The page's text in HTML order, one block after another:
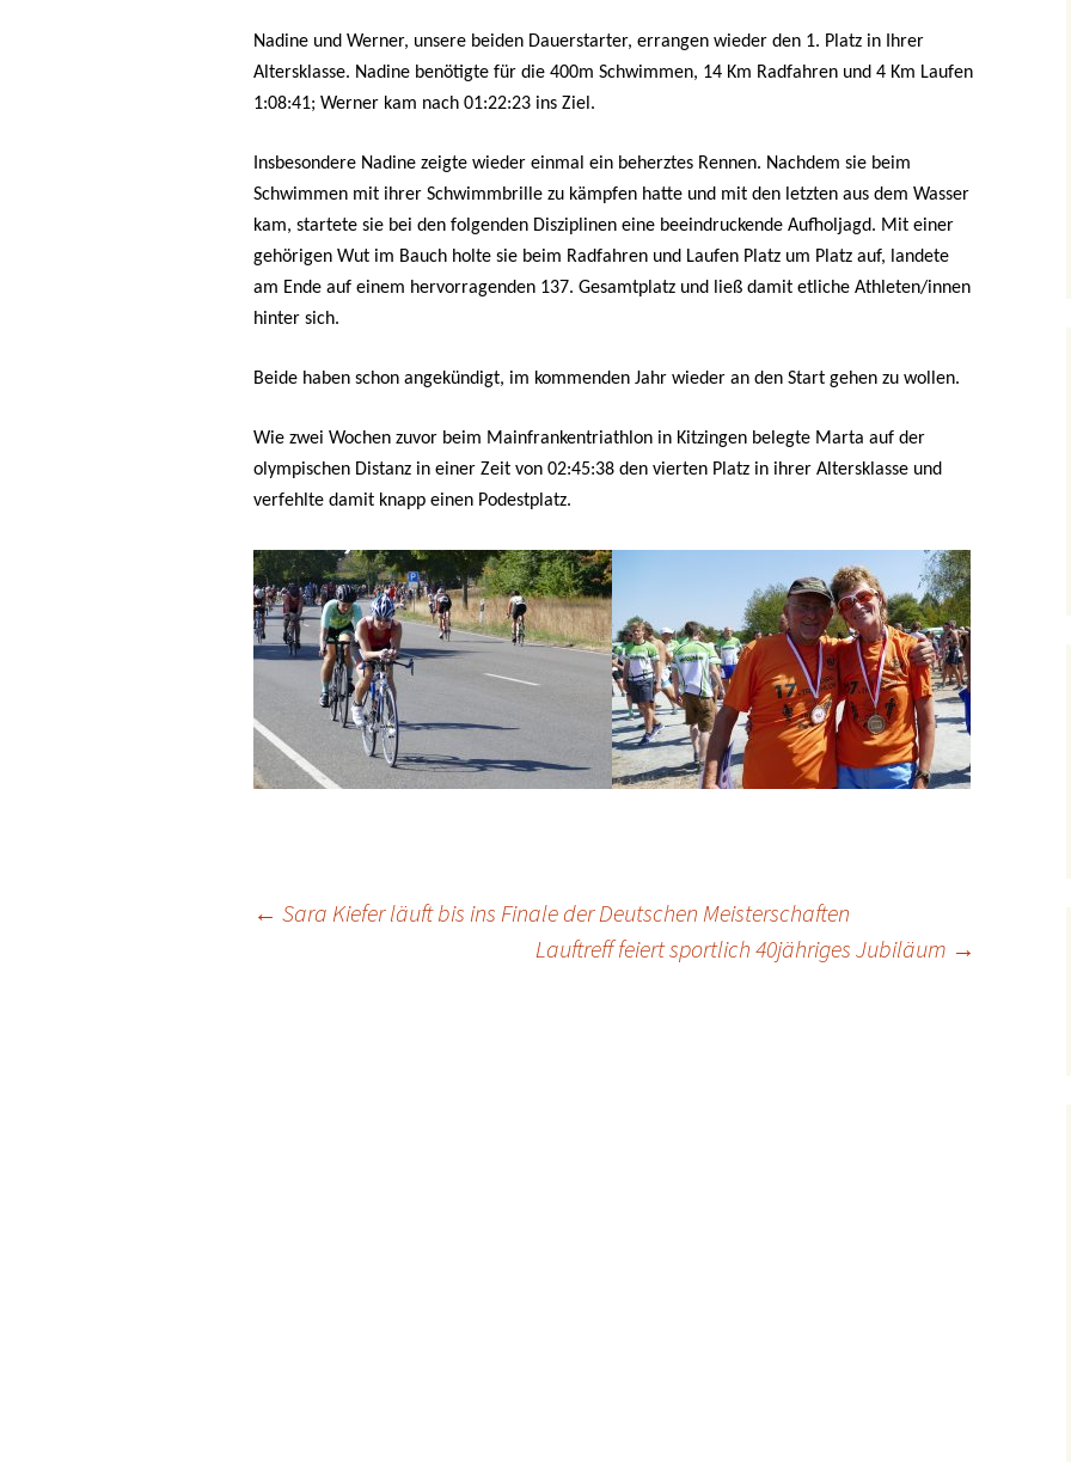
Nadine und Werner, unsere beiden Dauerstarter, errangen wieder den 1. Platz in Ihrer
Altersklasse. Nadine benötigte für die 400m Schwimmen, 14 Km Radfahren und 4 Km Laufen
1:08:41; Werner kam nach 01:22:23 ins Ziel.
Insbesondere Nadine zeigte wieder einmal ein beherztes Rennen. Nachdem sie beim
Schwimmen mit ihrer Schwimmbrille zu kämpfen hatte und mit den letzten aus dem Wasser
kam, startete sie bei den folgenden Disziplinen eine beeindruckende Aufholjagd. Mit einer
gehörigen Wut im Bauch holte sie beim Radfahren und Laufen Platz um Platz auf, landete
am Ende auf einem hervorragenden 137. Gesamtplatz und ließ damit etliche Athleten/innen
hinter sich.
Beide haben schon angekündigt, im kommenden Jahr wieder an den Start gehen zu wollen.
Wie zwei Wochen zuvor beim Mainfrankentriathlon in Kitzingen belegte Marta auf der
olympischen Distanz in einer Zeit von 02:45:38 den vierten Platz in ihrer Altersklasse und
verfehlte damit knapp einen Podestplatz.
← Sara Kiefer läuft bis ins Finale der Deutschen Meisterschaften
Lauftreff feiert sportlich 40jähriges Jubiläum →